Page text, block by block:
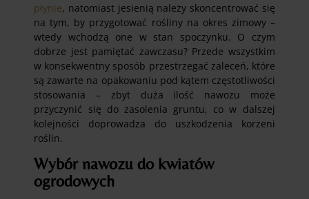
płynie, natomiast jesienią należy skoncentrować się
na tym, by przygotować rośliny na okres zimowy –
wtedy wchodzą one w stan spoczynku. O czym
dobrze jest pamiętać zawczasu? Przede wszystkim
w konsekwentny sposób przestrzegać zaleceń, które
są zawarte na opakowaniu pod kątem częstotliwości
stosowania – zbyt duża ilość nawozu może
przyczynić się do zasolenia gruntu, co w dalszej
kolejności doprowadza do uszkodzenia korzeni
roślin.
Wybór nawozu do kwiatów
ogrodowych